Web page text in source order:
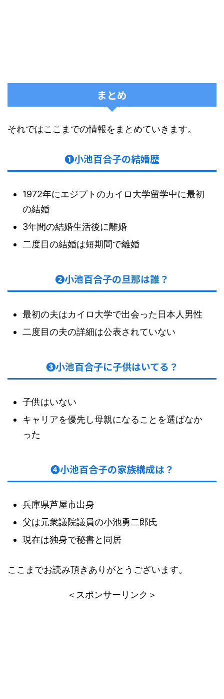
まとめ
それではここまでの情報をまとめていきます。
❶小池百合子の結婚歴
1972年にエジプトのカイロ大学留学中に最初
の結婚
3年間の結婚生活後に離婚
二度目の結婚は短期間で離婚
❷小池百合子の旦那は誰？
最初の夫はカイロ大学で出会った日本人男性
二度目の夫の詳細は公表されていない
❸小池百合子に子供はいてる？
子供はいない
キャリアを優先し母親になることを選ばなか
った
❹小池百合子の家族構成は？
兵庫県芦屋市出身
父は元衆議院議員の小池勇二郎氏
現在は独身で秘書と同居
ここまでお読み頂きありがとうございます。
＜スポンサーリンク＞